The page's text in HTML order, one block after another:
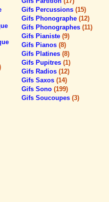
Gifs Percussions (15)
Gifs Phonographe (12)
Gifs Phonographes (11)
Gifs Pianiste (9)
Gifs Pianos (8)
Gifs Platines (8)
Gifs Pupitres (1)
Gifs Radios (12)
Gifs Saxos (14)
Gifs Sono (199)
Gifs Soucoupes (3)